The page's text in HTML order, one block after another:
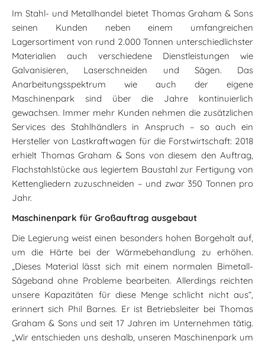
Im Stahl- und Metallhandel bietet Thomas Graham & Sons
seinen Kunden neben einem umfangreichen
Lagersortiment von rund 2.000 Tonnen unterschiedlichster
Materialien auch verschiedene Dienstleistungen wie
Galvanisieren, Laserschneiden und Sägen. Das
Anarbeitungsspektrum wie auch der eigene
Maschinenpark sind über die Jahre kontinuierlich
gewachsen. Immer mehr Kunden nehmen die zusätzlichen
Services des Stahlhändlers in Anspruch – so auch ein
Hersteller von Lastkraftwagen für die Forstwirtschaft: 2018
erhielt Thomas Graham & Sons von diesem den Auftrag,
Flachstahlstücke aus legiertem Baustahl zur Fertigung von
Kettengliedern zuzuschneiden – und zwar 350 Tonnen pro
Jahr.
Maschinenpark für Großauftrag ausgebaut
Die Legierung weist einen besonders hohen Borgehalt auf,
um die Härte bei der Wärmebehandlung zu erhöhen.
„Dieses Material lässt sich mit einem normalen Bimetall-
Sägeband ohne Probleme bearbeiten. Allerdings reichten
unsere Kapazitäten für diese Menge schlicht nicht aus“,
erinnert sich Phil Barnes. Er ist Betriebsleiter bei Thomas
Graham & Sons und seit 17 Jahren im Unternehmen tätig.
„Wir entschieden uns deshalb, unseren Maschinenpark um